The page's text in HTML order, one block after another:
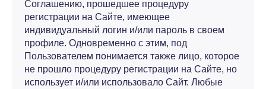
Соглашению, прошедшее процедуру
регистрации на Сайте, имеющее
индивидуальный логин и/или пароль в своем
профиле. Одновременно с этим, под
Пользователем понимается также лицо, которое
не прошло процедуру регистрации на Сайте, но
использует и/или использовало Сайт. Любые